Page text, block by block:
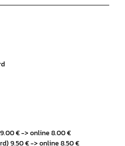
€ -> online 8.00 €
9.50 € -> online 8.50 €